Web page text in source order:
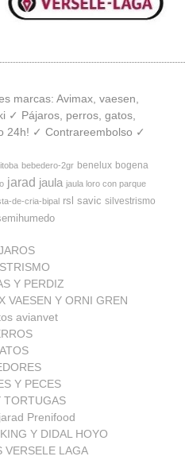
marcas: Avimax, vaesen,
✓ Pájaros, perros, gatos,
24h! ✓ Contrareembolso ✓
bebedero-2gr benelux bogena
jarad jaula jaula loro con parque
de-cria-bipal rsl savic silvestrismo
Y PERDIZ
VAESEN Y ORNI GREN
avianvet
Y PECES
TORTUGAS
Prenifood
Y DIDAL HOYO
VERSELE LAGA